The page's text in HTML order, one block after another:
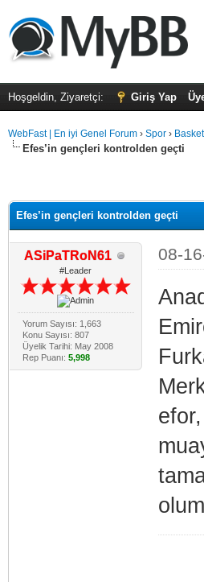
Hoşgeldin, Ziyaretçi: Giriş Yap
WebFast | En iyi Genel Forum › Spor ›
Efes’in gençleri kontrolden geçti
Efes’in gençleri kontrolden geçti
ASiPaTRoN61
#Leader
Yorum Sayısı: 1,663
Konu Sayısı: 807
Üyelik Tarihi: May 2008
Rep Puanı: 5,998
08-